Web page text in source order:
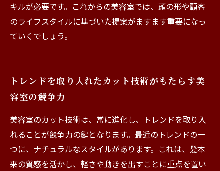
キルが必要です。これからの美容室では、頭の形や顧客
のライフスタイルに基づいた提案がますます重要になっ
ていくでしょう。
トレンドを取り入れたカット技術がもたらす美
容室の競争力
美容室のカット技術は、常に進化し、トレンドを取り入
れることが競争力の鍵となります。最近のトレンドの一
つに、ナチュラルなスタイルがあります。これは、髪本
来の質感を活かし、軽さや動きを出すことに重点を置い